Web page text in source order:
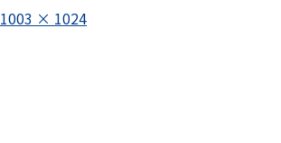
フ
ル
1003 × 1024